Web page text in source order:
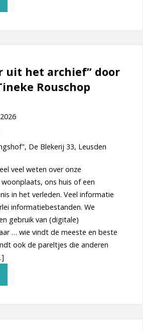
uit het archief” door
Rouschop
De Blekerij 33, Leusden
veel weten over onze
ons huis of een
in het verleden. Veel informatie
informatiebestanden. We
gebruik van (digitale)
… wie vindt de meeste en beste
ook de pareltjes die anderen